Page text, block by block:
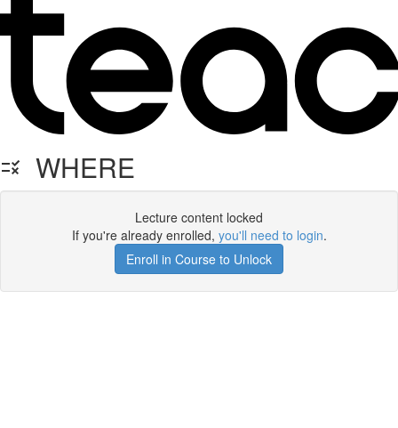
WHERE
Lecture content locked
If you're already enrolled, you'll need to login.
Enroll in Course to Unlock